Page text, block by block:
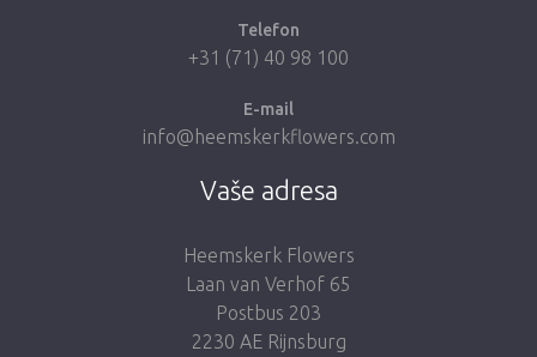
Telefon
+31 (71) 40 98 100
E-mail
info@heemskerkflowers.com
Vaše adresa
Heemskerk Flowers
Laan van Verhof 65
Postbus 203
2230 AE Rijnsburg